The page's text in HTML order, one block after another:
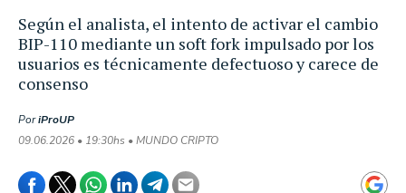
Según el analista, el intento de activar el cambio
BIP-110 mediante un soft fork impulsado por los
usuarios es técnicamente defectuoso y carece de
consenso
PoriProUP
09.06.2026 • 19:30hs • MUNDO CRIPTO